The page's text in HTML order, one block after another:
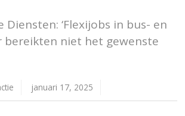
Diensten: ‘Flexijobs in bus- en
bereikten niet het gewenste
januari 17, 2025